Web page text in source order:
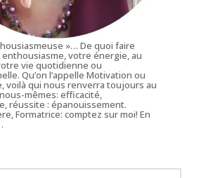
»… De quoi faire
votre énergie, au
vie quotidienne ou
Qu’on l’appelle Motivation ou
voilà qui nous renverra toujours au
mêmes: efficacité,
réussite : épanouissement.
Formatrice: comptez sur moi!En